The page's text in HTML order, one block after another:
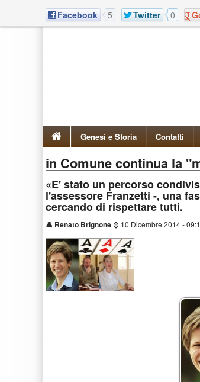
Facebook 5 Twitter 0
Genesi e Storia Contatti
in Comune continua la
«E' stato un percorso
l'assessore Franzetti -, una
cercando di rispettare tutti.
👤 Renato Brignone ⌚ 10 Dicembre 2014 -